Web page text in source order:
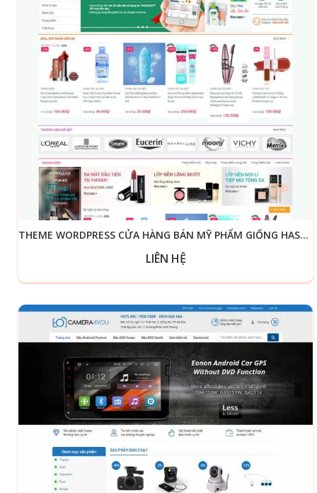
THEME WORDPRESS CỬA HÀNG BÁN MỸ PHẨM GIỐNG HASAKI
LIÊN HỆ